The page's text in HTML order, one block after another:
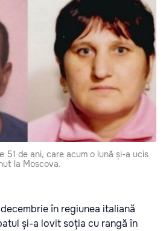
51 de ani, care acum o lună și-a ucis
la Moscova.
în regiunea italiană
și-a lovit soția cu rangă în